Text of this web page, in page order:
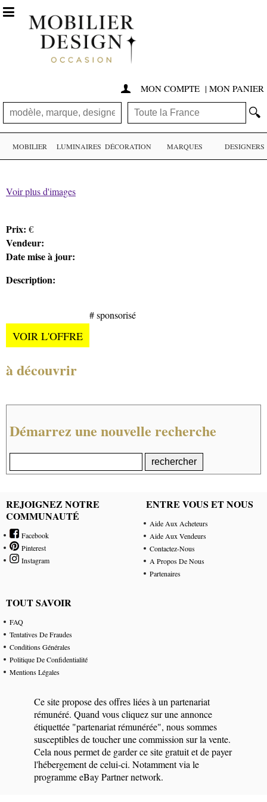
 MON COMPTE | MON PANIER
🔍

MOBILIER LUMINAIRES DÉCORATION MARQUES DESIGNERS
Voir plus d'images
Prix: €
Vendeur:
Date mise à jour:
Description:
VOIR L'OFFRE
# sponsorisé
à découvrir
Démarrez une nouvelle recherche
REJOIGNEZ NOTRE
COMMUNAUTÉ
Facebook
Pinterest
Instagram
ENTRE VOUS ET NOUS
Aide Aux Acheteurs
Aide Aux Vendeurs
Contactez-Nous
A Propos De Nous
Partenaires
TOUT SAVOIR
FAQ
Tentatives De Fraudes
Conditions Générales
Politique De Confidentialité
Mentions Légales
Ce site propose des offres liées à un partenariat
rémunéré. Quand vous cliquez sur une annonce
étiquettée "partenariat rémunérée", nous sommes
susceptibles de toucher une commission sur la vente.
Cela nous permet de garder ce site gratuit et de payer
l'hébergement de celui-ci. Notamment via le
programme eBay Partner network.